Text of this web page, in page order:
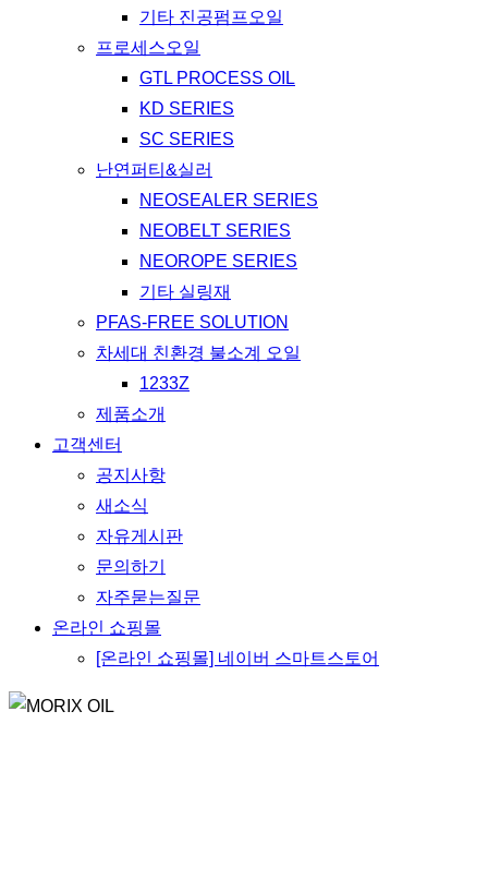
기타 진공펌프오일
프로세스오일
GTL PROCESS OIL
KD SERIES
SC SERIES
난연퍼티&실러
NEOSEALER SERIES
NEOBELT SERIES
NEOROPE SERIES
기타 실링재
PFAS-FREE SOLUTION
차세대 친환경 불소계 오일
1233Z
제품소개
고객센터
공지사항
새소식
자유게시판
문의하기
자주묻는질문
온라인 쇼핑몰
[온라인 쇼핑몰] 네이버 스마트스토어